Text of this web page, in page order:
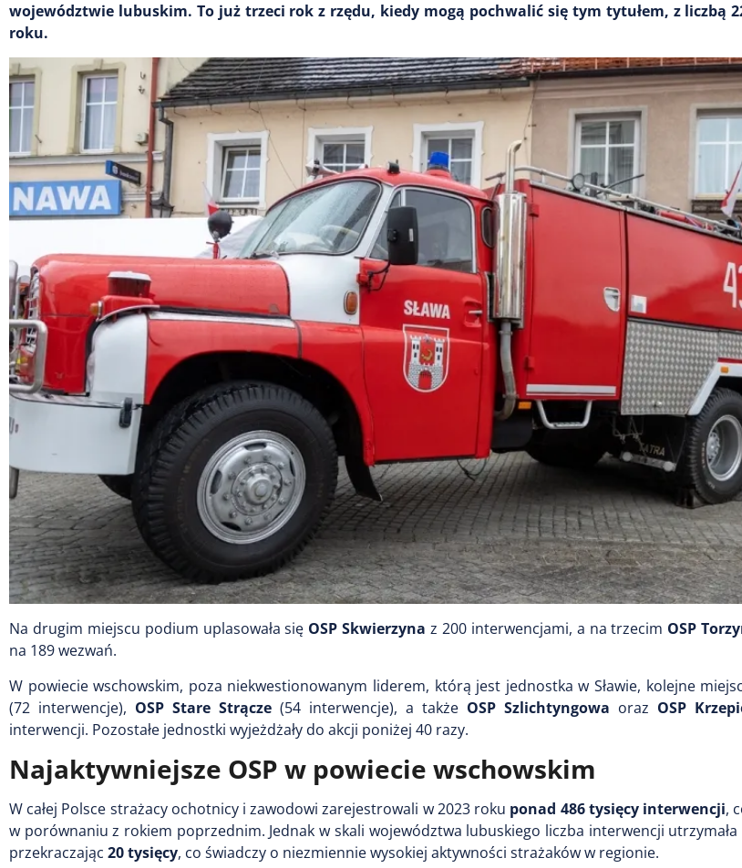
województwie lubuskim. To już trzeci rok z rzędu, kiedy mogą pochwalić się tym tytułem, z liczbą
roku.
Na drugim miejscu podium uplasowała się OSP Skwierzyna z 200 interwencjami, a na trzecim OSP
na 189 wezwań.
W powiecie wschowskim, poza niekwestionowanym liderem, którą jest jednostka w Sławie, kolejne
(72 interwencje), OSP Stare Strącze (54 interwencje), a także OSP Szlichtyngowa oraz OSP
interwencji. Pozostałe jednostki wyjeżdżały do akcji poniżej 40 razy.
Najaktywniejsze OSP w powiecie wschowskim
W całej Polsce strażacy ochotnicy i zawodowi zarejestrowali w 2023 roku ponad 486 tysięcy interwencji,
w porównaniu z rokiem poprzednim. Jednak w skali województwa lubuskiego liczba interwencji utrzymała
przekraczając 20 tysięcy, co świadczy o niezmiennie wysokiej aktywności strażaków w regionie.